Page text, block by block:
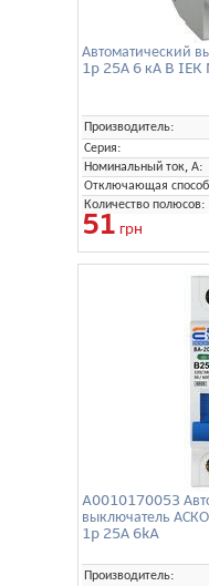
Автоматический
1p 25А 6 кА B
Производитель:
Серия:
Номинальный ток, А:
Отключающая
Количество полюсов:
51 грн
A0010170053
выключатель
1p 25А 6kA
Производитель: